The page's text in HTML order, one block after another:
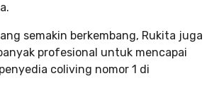
semakin berkembang, Rukita juga
profesional untuk mencapai
coliving nomor 1 di